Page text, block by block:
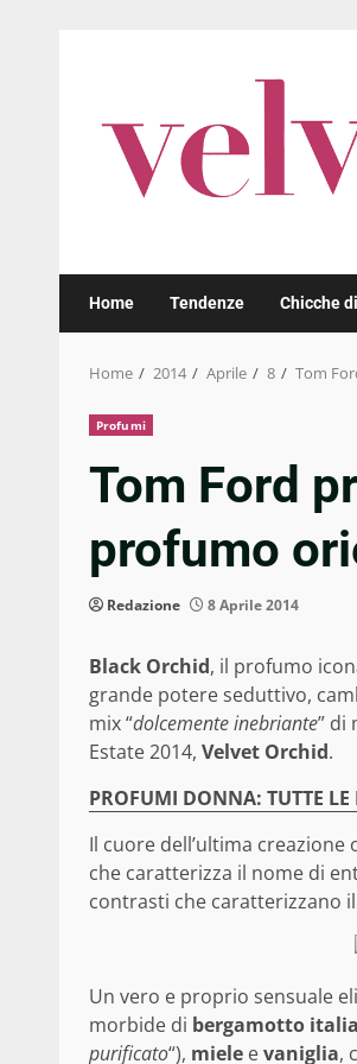
Home Tendenze Chicche
Home 2014 Aprile 8 Tom
Profumi
Tom Ford
profumo
Redazione 8 Aprile 2014
Black Orchid, il profumo
grande potere seduttivo,
mix “dolcemente inebriante” di
Estate 2014, Velvet Orchid.
PROFUMI DONNA: TUTTE
Il cuore dell’ultima
che caratterizza il nome di
contrasti che caratterizzano
Un vero e proprio sensuale
morbide di bergamotto
purificato“), miele evaniglia,